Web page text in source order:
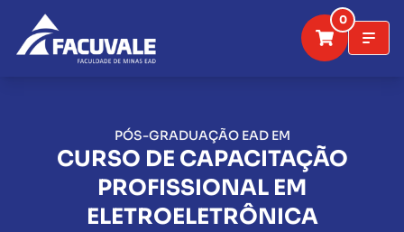
0
PÓS-GRADUAÇÃO EAD EM
CURSO DE CAPACITAÇÃO
PROFISSIONAL EM
ELETROELETRÔNICA